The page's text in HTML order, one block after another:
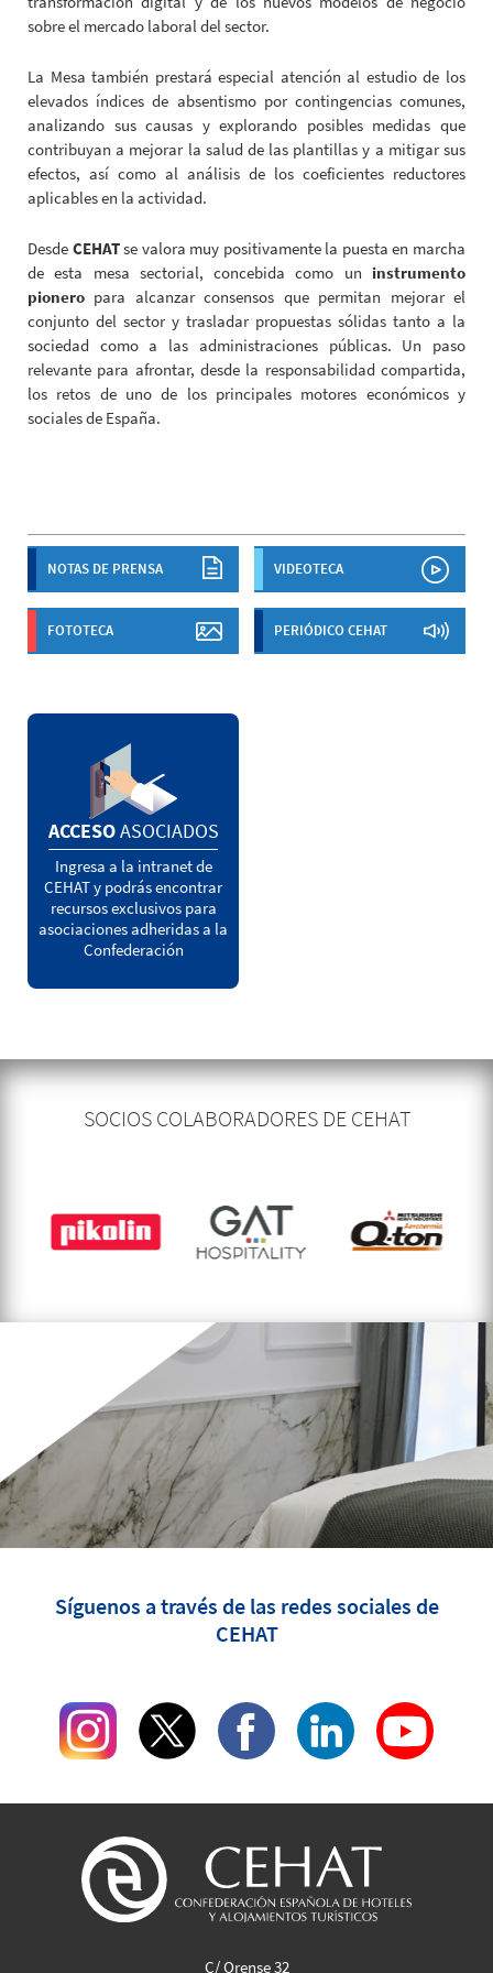
NOTAS DE PRENSA VIDEOTECA
FOTOTECA PERIÓDICO CEHAT
ACCESOASOCIADOS
Ingresa a la intranet de
CEHAT y podrás encontrar
recursos exclusivos para
asociaciones adheridas a la
Confederación
sobre el mercado laboral del sector.
La Mesa también prestará especial atención al estudio de los
elevados índices de absentismo por contingencias comunes,
analizando sus causas y explorando posibles medidas que
contribuyan a mejorar la salud de las plantillas y a mitigar sus
efectos, así como al análisis de los coeficientes reductores
aplicables en la actividad.
Desde CEHATse valora muy positivamente la puesta en marcha
de esta mesa sectorial, concebida como un instrumento
pionero para alcanzar consensos que permitan mejorar el
conjunto del sector y trasladar propuestas sólidas tanto a la
sociedad como a las administraciones públicas. Un paso
relevante para afrontar, desde la responsabilidad compartida,
los retos de uno de los principales motores económicos y
sociales de España.
SOCIOS COLABORADORES DE CEHAT
Síguenos a través de las redes sociales de
CEHAT
C/ Orense 32